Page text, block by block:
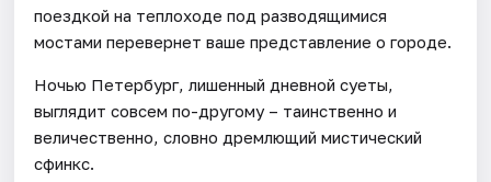
поездкой на теплоходе под разводящимися
мостами перевернет ваше представление о городе.
Ночью Петербург, лишенный дневной суеты,
выглядит совсем по-другому – таинственно и
величественно, словно дремлющий мистический
сфинкс.